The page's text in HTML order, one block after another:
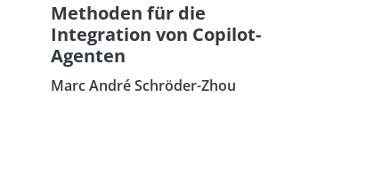
Methoden für die
Integration von Copilot-
Agenten
Marc André Schröder-Zhou